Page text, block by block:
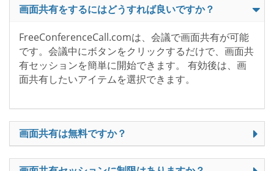
画面共有をするにはどうすれば良いですか？
FreeConferenceCall.comは、会議で画面共有が可能
です。会議中にボタンをクリックするだけで、画面共
有セッションを簡単に開始できます。 有効後は、画
面共有したいアイテムを選択できます。
画面共有は無料ですか？